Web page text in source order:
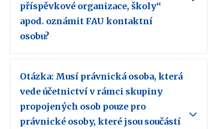
příspěvkové organizace, školy“
apod. oznámit FAU kontaktní
osobu?
Otázka: Musí právnická osoba, která
vede účetnictví v rámci skupiny
propojených osob pouze pro
právnické osoby, které jsou součástí